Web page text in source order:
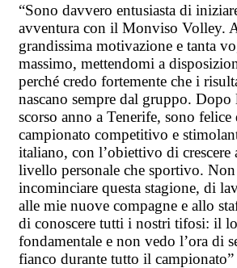
“Sono davvero entusiasta di
avventura con il Monviso Volley.
grandissima motivazione e tanta
massimo, mettendomi a
perché credo fortemente che i
nascano sempre dal gruppo. Dopo
scorso anno a Tenerife, sono
campionato competitivo e
italiano, con l’obiettivo di crescere
livello personale che sportivo.
incominciare questa stagione, di
alle mie nuove compagne e allo
di conoscere tutti i nostri tifosi: il
fondamentale e non vedo l’ora di
fianco durante tutto il campionato”